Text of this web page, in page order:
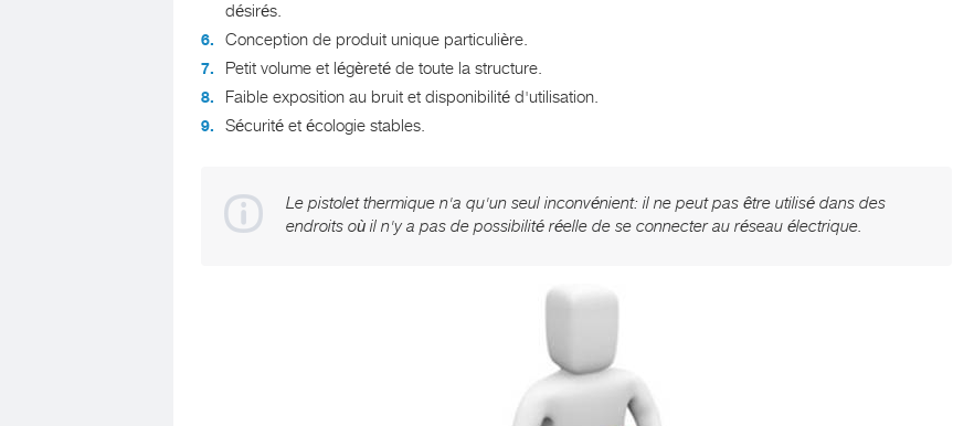
désirés.
Conception de produit unique particulière.
Petit volume et légèreté de toute la structure.
Faible exposition au bruit et disponibilité d'utilisation.
Sécurité et écologie stables.
Le pistolet thermique n'a qu'un seul inconvénient: il ne peut pas être utilisé dans des
endroits où il n'y a pas de possibilité réelle de se connecter au réseau électrique.